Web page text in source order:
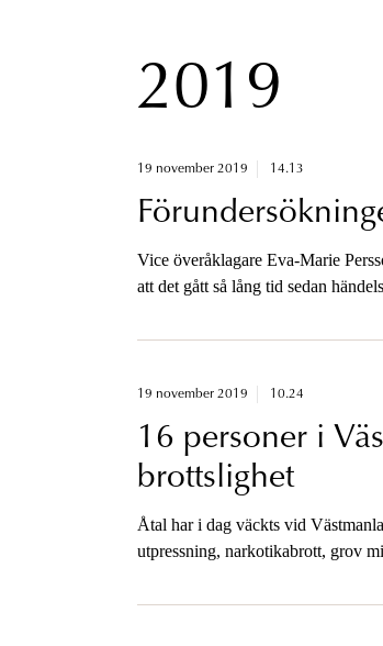
2019
19 november 2019 14.13
Vice överåklagare Eva-Marie
att det gått så lång tid sedan
19 november 2019 10.24
16 personer i
brottslighet
Åtal har i dag väckts vid
utpressning, narkotikabrott, grov